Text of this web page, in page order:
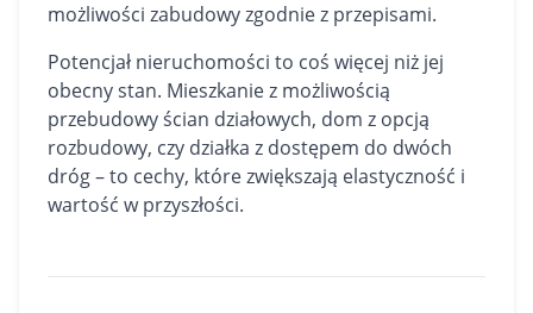
możliwości zabudowy zgodnie z przepisami.
Potencjał nieruchomości to coś więcej niż jej
obecny stan. Mieszkanie z możliwością
przebudowy ścian działowych, dom z opcją
rozbudowy, czy działka z dostępem do dwóch
dróg – to cechy, które zwiększają elastyczność i
wartość w przyszłości.